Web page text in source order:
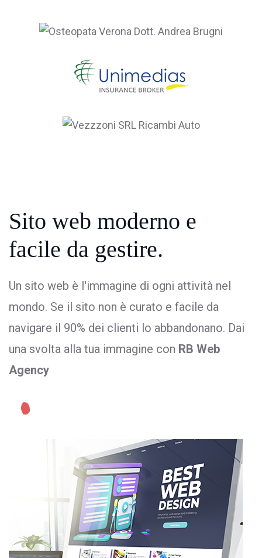
Sito web moderno e
facile da gestire.
Un sito web è l'immagine di ogni attività nel
mondo. Se il sito non è curato e facile da
navigare il 90% dei clienti lo abbandonano. Dai
una svolta alla tua immagine con RB Web
Agency